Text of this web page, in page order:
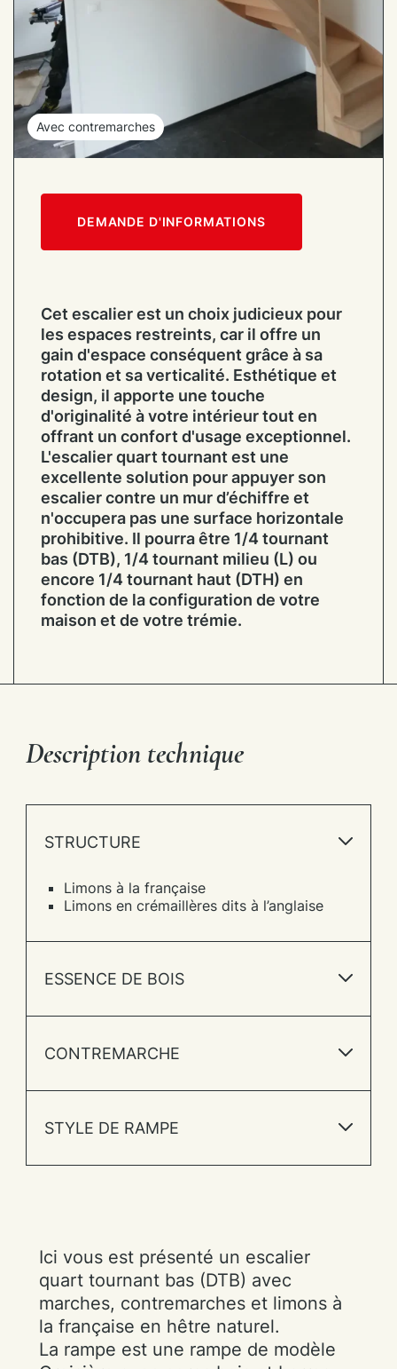
Avec contremarches
DEMANDE D'INFORMATIONS
Cet escalier est un choix judicieux pour
les espaces restreints, car il offre un
gain d'espace conséquent grâce à sa
rotation et sa verticalité. Esthétique et
design, il apporte une touche
d'originalité à votre intérieur tout en
offrant un confort d'usage exceptionnel.
L'escalier quart tournant est une
excellente solution pour appuyer son
escalier contre un mur d’échiffre et
n'occupera pas une surface horizontale
prohibitive. Il pourra être 1/4 tournant
bas (DTB), 1/4 tournant milieu (L) ou
encore 1/4 tournant haut (DTH) en
fonction de la configuration de votre
maison et de votre trémie.
Description technique
STRUCTURE
Limons à la française
Limons en crémaillères dits à l’anglaise
ESSENCE DE BOIS
CONTREMARCHE
STYLE DE RAMPE
Ici vous est présenté un escalier
quart tournant bas (DTB) avec
marches, contremarches et limons à
la française en hêtre naturel.
La rampe est une rampe de modèle